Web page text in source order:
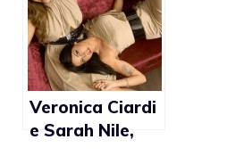
Veronica Ciardi
e Sarah Nile,